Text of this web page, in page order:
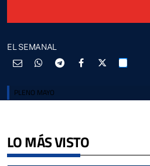
EL SEMANAL
PLENO MAYO
LO MÁS VISTO